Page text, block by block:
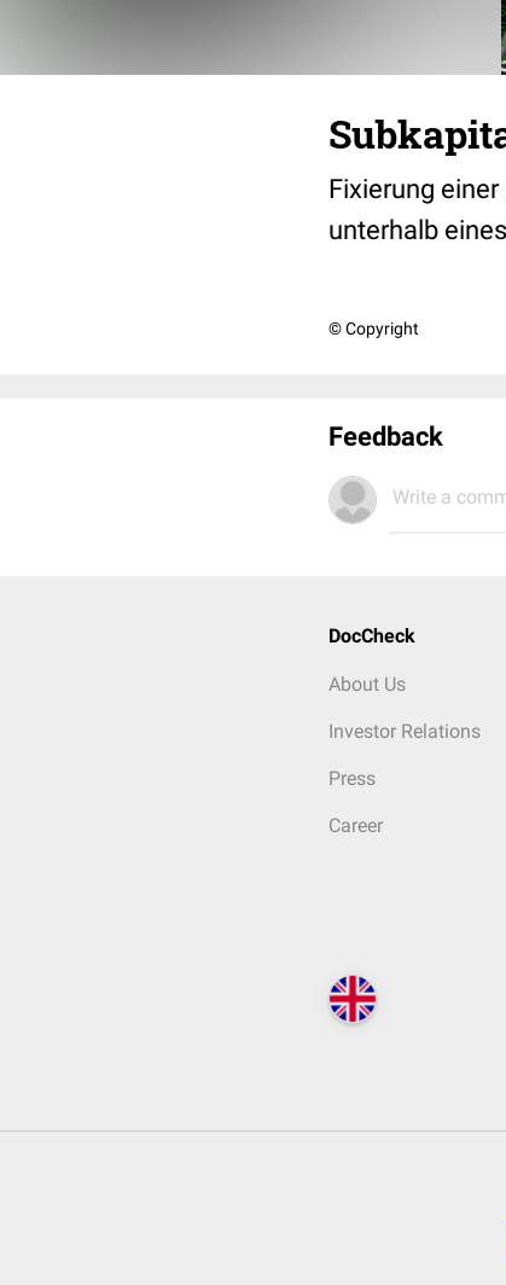
Fixierung
unterhalb
© Copyright
Feedback
Write a
DocCheck
About Us
Investor Relations
Press
Career